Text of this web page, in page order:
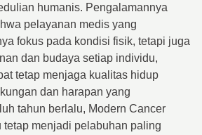
humanis. Pengalamannya
pelayanan medis yang
fokus pada kondisi fisik, tetapi juga
dan budaya setiap individu,
tetap menjaga kualitas hidup
dan harapan yang
tahun berlalu, Modern Cancer
tetap menjadi pelabuhan paling